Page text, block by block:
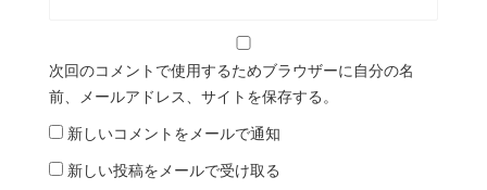
次回のコメントで使用するためブラウザーに自分の名
前、メールアドレス、サイトを保存する。
新しいコメントをメールで通知
新しい投稿をメールで受け取る